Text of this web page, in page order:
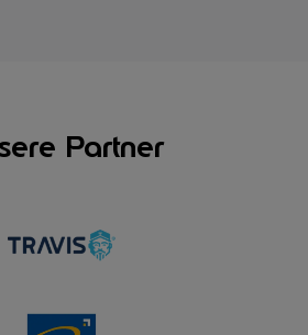
Partner